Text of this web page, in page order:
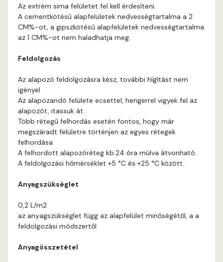
Grass-green A
Mandarin B
Mango A
Melon-yellow A
Melon-yellow B
Az extrém sima felületet fel kell érdesíteni.
A cementkötésű alapfelületek nedvességtartalma a 2
CM%-ot, a gipszkötésű alapfelületek nedvességtartalma
az 1 CM%-ot nem haladhatja meg.
Feldolgozás
Az alapozó feldolgozásra kész, további hígítást nem
igényel
Az alapozandó felülete ecsettel, hengerrel vigyek fel az
alapozót, itassuk át.
Több rétegű felhordás esetén fontos, hogy már
megszáradt felületre történjen az egyes rétegek
felhordása
A felhordott alapozóréteg kb.24 óra múlva átvonható.
A feldolgozási hőmérséklet +5 °C és +25 °C között.
Anyagszükséglet
0,2 L/m2
az anyagszükséglet függ az alapfelület minőségétől, a a
feldolgozási módszertől
Anyagösszetétel